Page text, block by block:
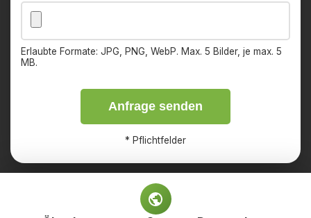
Erlaubte Formate: JPG, PNG, WebP. Max. 5 Bilder, je max. 5
MB.
Anfrage senden
* Pflichtfelder